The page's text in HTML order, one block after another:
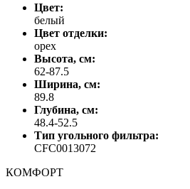
Цвет:
белый
Цвет отделки:
орех
Высота, см:
62-87.5
Ширина, см:
89.8
Глубина, см:
48.4-52.5
Тип угольного фильтра:
CFC0013072
КОМФОРТ